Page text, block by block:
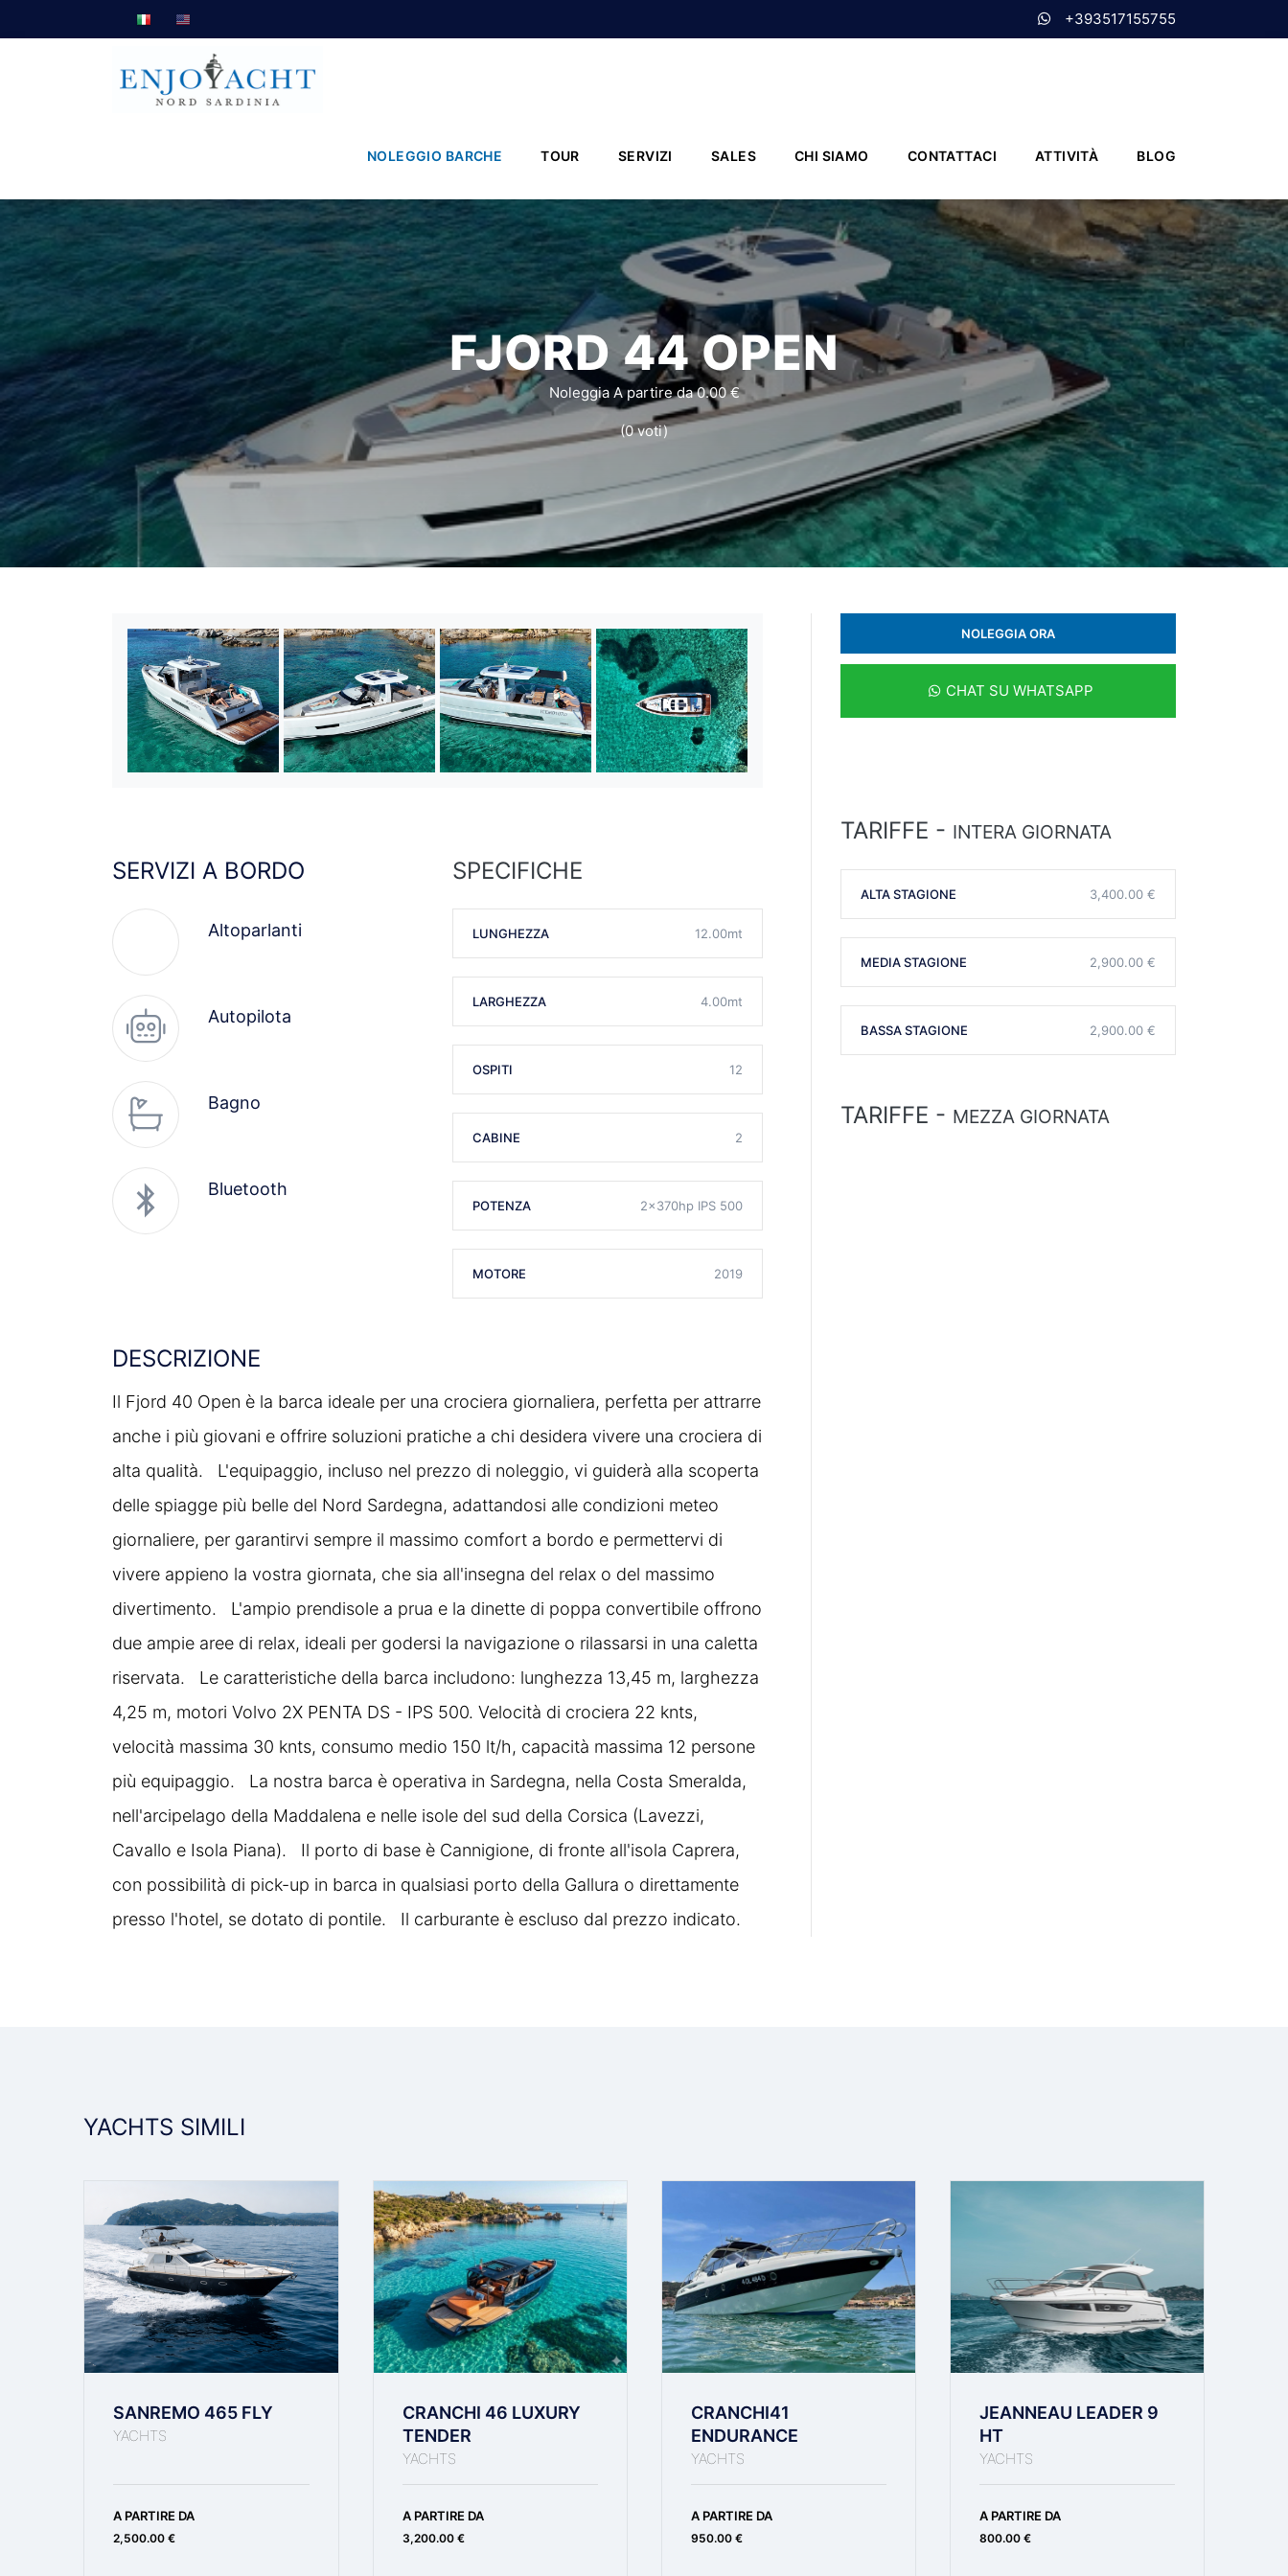
+393517155755
NOLEGGIO BARCHE TOUR SERVIZI SALES CHI SIAMO CONTATTACI ATTIVITÀ BLOG
FJORD 44 OPEN
Noleggia A partire da 0.00 €
(0 voti)
SERVIZI A BORDO
Altoparlanti
Autopilota
Bagno
Bluetooth
Cucina
Doccia Acqua Dolce
Frigorifero
Generatore 220v
GPS
Letto
Prendisole Di Poppa
Salpa Ancora Elettrico
Salvagenti
Scaletta Da Bagno
T-Top
SPECIFICHE
LUNGHEZZA 12.00mt
LARGHEZZA 4.00mt
OSPITI 12
CABINE 2
POTENZA 2x370hp IPS 500
MOTORE 2019
DESCRIZIONE
Il Fjord 40 Open è la barca ideale per una crociera giornaliera, perfetta per attrarre
anche i più giovani e offrire soluzioni pratiche a chi desidera vivere una crociera di
alta qualità. L'equipaggio, incluso nel prezzo di noleggio, vi guiderà alla scoperta
delle spiagge più belle del Nord Sardegna, adattandosi alle condizioni meteo
giornaliere, per garantirvi sempre il massimo comfort a bordo e permettervi di
vivere appieno la vostra giornata, che sia all'insegna del relax o del massimo
divertimento. L'ampio prendisole a prua e la dinette di poppa convertibile offrono
due ampie aree di relax, ideali per godersi la navigazione o rilassarsi in una caletta
riservata. Le caratteristiche della barca includono: lunghezza 13,45 m, larghezza
4,25 m, motori Volvo 2X PENTA DS - IPS 500. Velocità di crociera 22 knts,
velocità massima 30 knts, consumo medio 150 lt/h, capacità massima 12 persone
più equipaggio. La nostra barca è operativa in Sardegna, nella Costa Smeralda,
nell'arcipelago della Maddalena e nelle isole del sud della Corsica (Lavezzi,
Cavallo e Isola Piana). Il porto di base è Cannigione, di fronte all'isola Caprera,
con possibilità di pick-up in barca in qualsiasi porto della Gallura o direttamente
presso l'hotel, se dotato di pontile. Il carburante è escluso dal prezzo indicato.
NOLEGGIA ORA
CHAT SU WHATSAPP
TARIFFE - INTERA GIORNATA
ALTA STAGIONE 3,400.00 €
MEDIA STAGIONE 2,900.00 €
BASSA STAGIONE 2,900.00 €
TARIFFE - MEZZA GIORNATA
YACHTS SIMILI
SANREMO 465 FLY
YACHTS
A PARTIRE DA
2,500.00 €
CRANCHI 46 LUXURY
TENDER
YACHTS
A PARTIRE DA
3,200.00 €
CRANCHI41
ENDURANCE
YACHTS
A PARTIRE DA
950.00 €
JEANNEAU LEADER 9
HT
YACHTS
A PARTIRE DA
800.00 €